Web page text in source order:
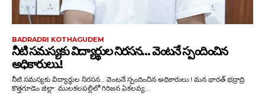
BADRADRI KOTHAGUDEM
నీటి సమస్యకు విద్యార్థుల నిరసన… వెంటనే స్పందించిన
అధికారులు.!
నీటి సమస్యకు విద్యార్థుల నిరసన… వెంటనే స్పందించిన అధికారులు.! మన భారత్ భద్రాద్రి
కొత్తగూడెం జిల్లా: ములకలపల్లిలో గిరిజన ఏకలవ్య...